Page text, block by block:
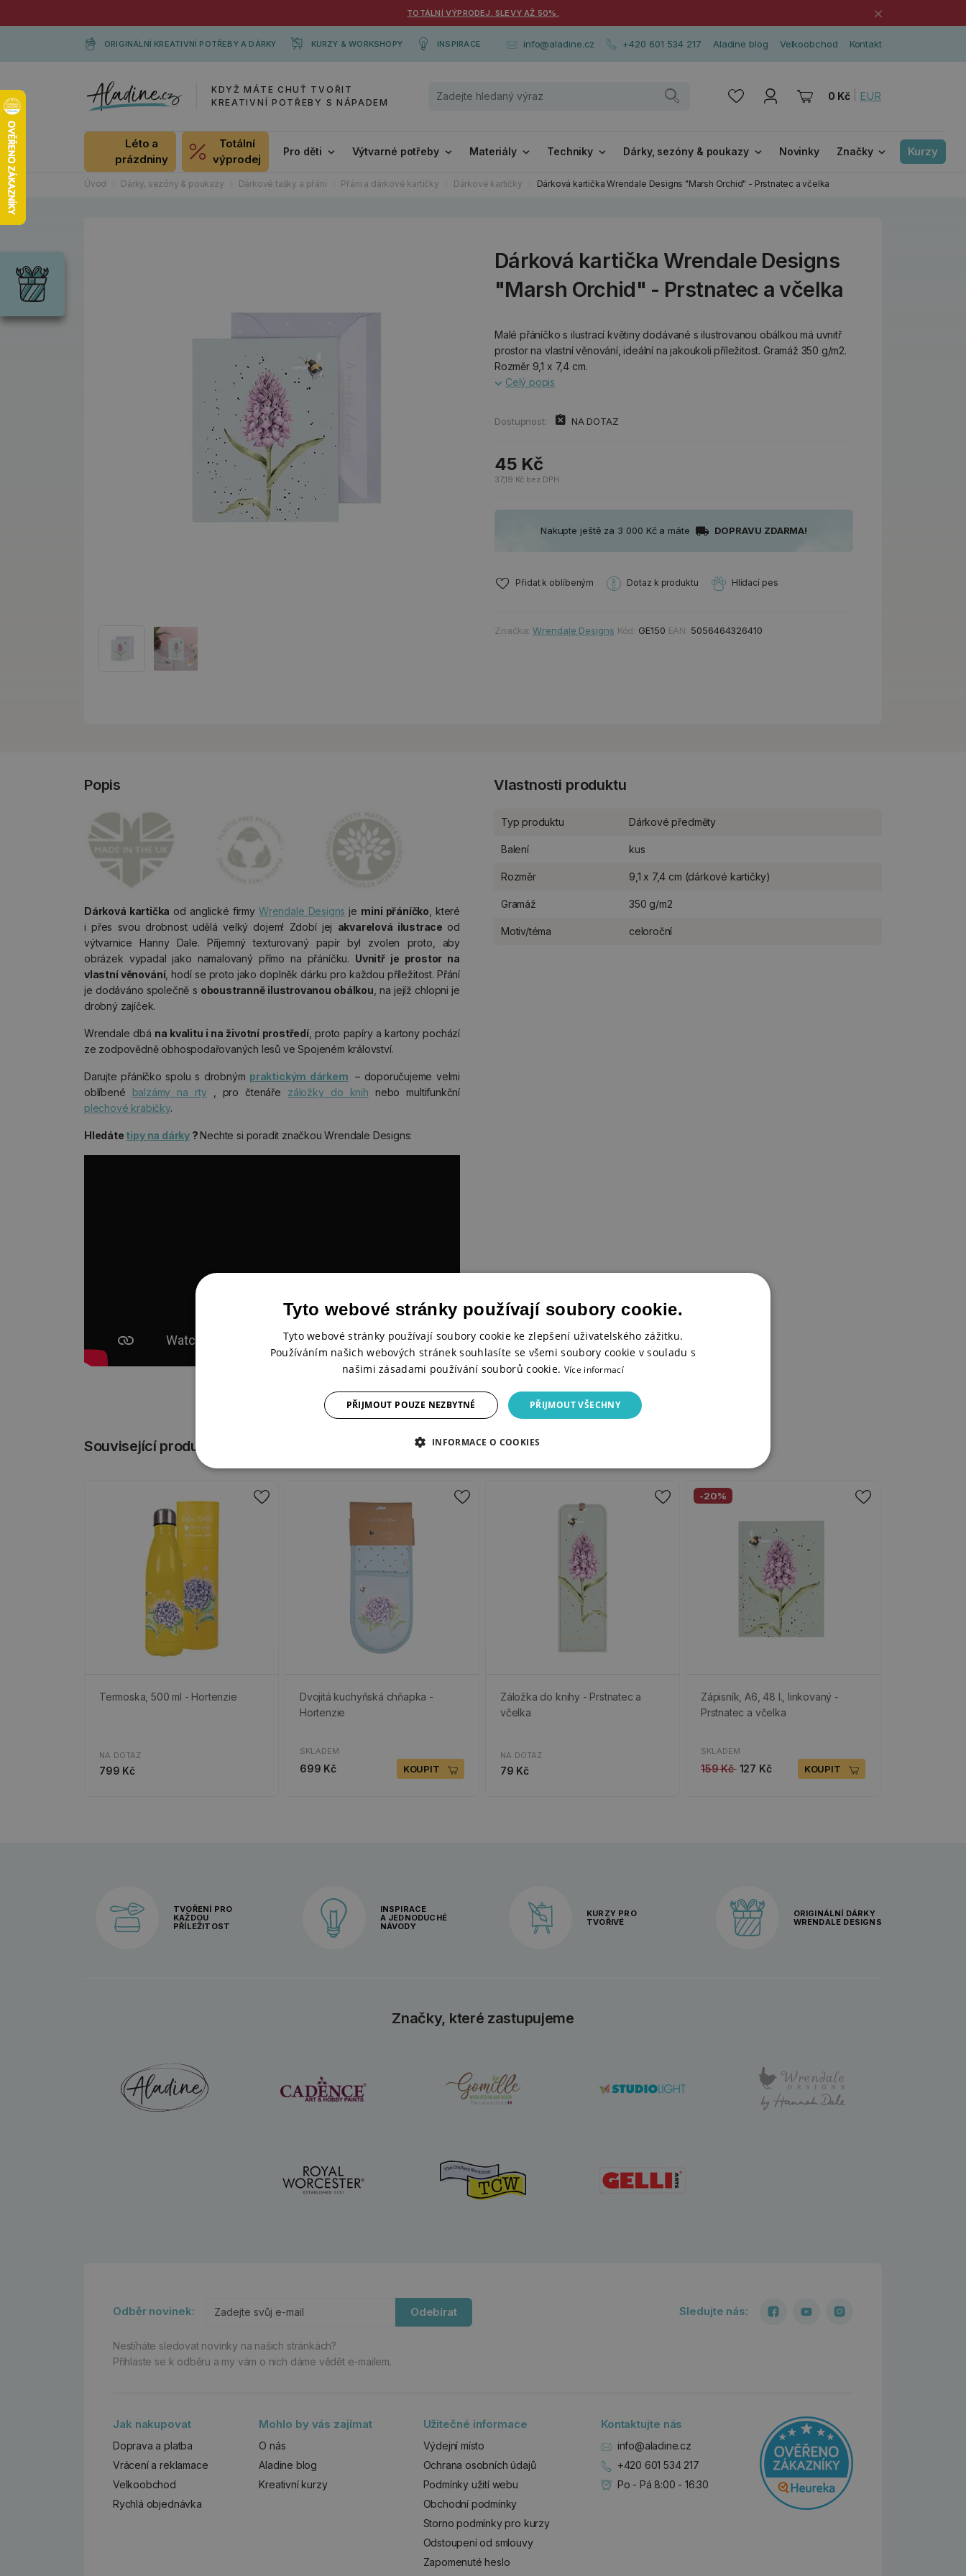
TOTÁLNÍ VÝPRODEJ. SLEVY AŽ 50%. ×
ORIGINÁLNÍ KREATIVNÍ POTŘEBY A DÁRKY KURZY & WORKSHOPY INSPIRACE info@aladine.cz +420 601 534 217 Aladine blog Velkoobchod Kontakt
KDYŽ MÁTE CHUŤ TVOŘIT
KREATIVNÍ POTŘEBY S NÁPADEM
0 Kč EUR
Léto a
prázdniny
Totální
výprodej
Pro děti Výtvarné potřeby Materiály Techniky Dárky, sezóny & poukazy Novinky Značky Kurzy
Úvod Dárky, sezóny & poukazy Dárkové tašky a přání Přání a dárkové kartičky Dárkové kartičky Dárková kartička Wrendale Designs "Marsh Orchid" - Prstnatec a včelka
Dárková kartička Wrendale Designs
"Marsh Orchid" - Prstnatec a včelka
Malé přáníčko s ilustrací květiny dodávané s ilustrovanou obálkou má uvnitř
prostor na vlastní věnování, ideální na jakoukoli příležitost. Gramáž 350 g/m2.
Rozměr 9,1 x 7,4 cm.
Celý popis
Dostupnost: NA DOTAZ
45 Kč
37,19 Kč bez DPH
Nakupte ještě za 3 000 Kč a máte DOPRAVU ZDARMA!
Přidat k oblíbeným Dotaz k produktu Hlídací pes
Značka:Wrendale Designs Kód: GE150 EAN: 5056464326410
Popis
Dárková kartička od anglické firmy Wrendale Designs je mini přáníčko , které
i přes svou drobnost udělá velký dojem! Zdobí jej akvarelová ilustrace od
výtvarnice Hanny Dale. Příjemný texturovaný papír byl zvolen proto, aby
obrázek vypadal jako namalovaný přímo na přáníčku. Uvnitř je prostor na
vlastní věnování, hodí se proto jako doplněk dárku pro každou příležitost. Přání
je dodáváno společně s oboustranně ilustrovanou obálkou , na jejíž chlopni je
drobný zajíček.
Wrendale dbá na kvalitu i na životní prostředí, proto papíry a kartony pochází
ze zodpovědně obhospodařovaných lesů ve Spojeném království.
Darujte přáníčko spolu s drobným praktickým dárkem – doporučujeme velmi
oblíbené balzámy na rty, pro čtenáře záložky do knih nebo multifunkční
plechové krabičky.
Hledáte tipy na dárky?Nechte si poradit značkou Wrendale Designs:
Vlastnosti produktu
Typ produktu Dárkové předměty
Balení kus
Rozměr 9,1 x 7,4 cm (dárkové kartičky)
Gramáž 350 g/m2
Motiv/téma celoroční
Související produkty
Termoska, 500 ml - Hortenzie
NA DOTAZ
799 Kč
Dvojitá kuchyňská chňapka -
Hortenzie
SKLADEM
699 Kč KOUPIT
Záložka do knihy - Prstnatec a
včelka
NA DOTAZ
79 Kč
-20%
Zápisník, A6, 48 l., linkovaný -
Prstnatec a včelka
SKLADEM
159 Kč 127 Kč KOUPIT
TVOŘENÍ PRO
KAŽDOU
PŘÍLEŽITOST
INSPIRACE
A JEDNODUCHÉ
NÁVODY
KURZY PRO
TVOŘIVÉ
ORIGINÁLNÍ DÁRKY
WRENDALE DESIGNS
Značky, které zastupujeme
Odběr novinek: Odebírat
Nestíháte sledovat novinky na našich stránkách?
Přihlaste se k odběru a my vám o nich dáme vědět e-mailem.
Sledujte nás:
Jak nakupovat
Doprava a platba
Vrácení a reklamace
Velkoobchod
Rychlá objednávka
Mohlo by vás zajímat
O nás
Aladine blog
Kreativní kurzy
Užitečné informace
Výdejní místo
Ochrana osobních údajů
Podmínky užití webu
Obchodní podmínky
Storno podmínky pro kurzy
Odstoupení od smlouvy
Zapomenuté heslo
Kontaktujte nás
info@aladine.cz
+420 601 534 217
Po - Pá 8:00 - 16:30
Tyto webové stránky používají soubory cookie.
Tyto webové stránky používají soubory cookie ke zlepšení uživatelského zážitku.
Používáním našich webových stránek souhlasíte se všemi soubory cookie v souladu s
našimi zásadami používání souborů cookie. Více informací
PŘIJMOUT VŠECHNY
PŘIJMOUT POUZE NEZBYTNÉ
INFORMACE O COOKIES